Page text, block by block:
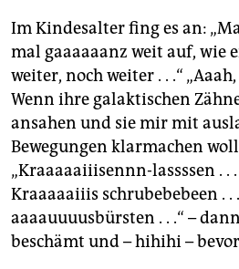
Im Kindesalter fing es an:
mal gaaaaaanz weit auf, wie
weiter, noch weiter . . .“
Wenn ihre galaktischen
ansahen und sie mir mit
Bewegungen klarmachen
„Kraaaaaiiisennn-lassssen . .
Kraaaaaiiis schrubebebeen .
aaaauuuusbürsten . . .“ –
beschämt und – hihihi –